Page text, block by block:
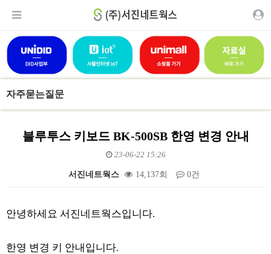
자주묻는질문
블루투스 키보드 BK-500SB 한영 변경 안내
23-06-22 15:26
서진네트웍스 14,137회 0건
안녕하세요 서진네트웍스입니다.
한영 변경 키 안내입니다.